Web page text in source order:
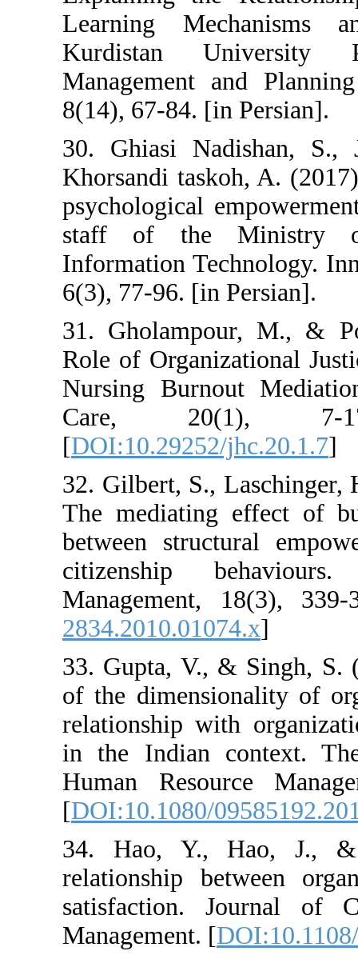
Learning
Kurdistan
Management
8(14), 67-84.
30. Ghiasi
Khorsandi
psychological
staff of the
Information
6(3), 77-96. [in
31.
Role of
Nursing
Care,
[DOI:10.29252/
32. Gilbert, S.,
The mediating
between
citizenship
Management,
33. Gupta, V.,
of the
relationship
in the Indian
Human
[DOI:10.1080/
34. Hao, Y.,
relationship
satisfaction.
Management. [